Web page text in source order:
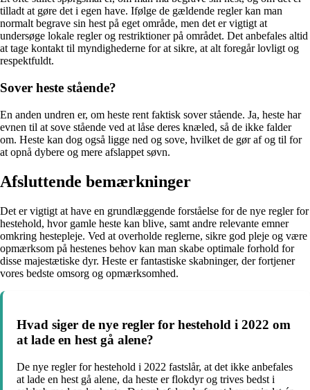
tilladt at gøre det i egen have. Ifølge de gældende regler kan man
normalt begrave sin hest på eget område, men det er vigtigt at
undersøge lokale regler og restriktioner på området. Det anbefales altid
at tage kontakt til myndighederne for at sikre, at alt foregår lovligt og
respektfuldt.
Sover heste stående?
En anden undren er, om heste rent faktisk sover stående. Ja, heste har
evnen til at sove stående ved at låse deres knæled, så de ikke falder
om. Heste kan dog også ligge ned og sove, hvilket de gør af og til for
at opnå dybere og mere afslappet søvn.
Afsluttende bemærkninger
Det er vigtigt at have en grundlæggende forståelse for de nye regler for
hestehold, hvor gamle heste kan blive, samt andre relevante emner
omkring hestepleje. Ved at overholde reglerne, sikre god pleje og være
opmærksom på hestenes behov kan man skabe optimale forhold for
disse majestætiske dyr. Heste er fantastiske skabninger, der fortjener
vores bedste omsorg og opmærksomhed.
Hvad siger de nye regler for hestehold i 2022 om
at lade en hest gå alene?
De nye regler for hestehold i 2022 fastslår, at det ikke anbefales
at lade en hest gå alene, da heste er flokdyr og trives bedst i